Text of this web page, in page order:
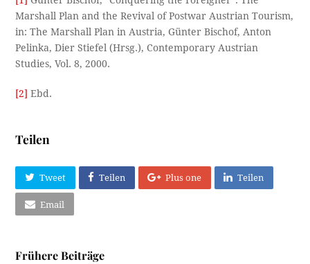
Marshall Plan and the Revival of Postwar Austrian Tourism,
in: The Marshall Plan in Austria, Günter Bischof, Anton
Pelinka, Dier Stiefel (Hrsg.), Contemporary Austrian
Studies, Vol. 8, 2000.
[2] Ebd.
Teilen
Tweet Teilen Plus one Teilen
Email
Frühere Beiträge